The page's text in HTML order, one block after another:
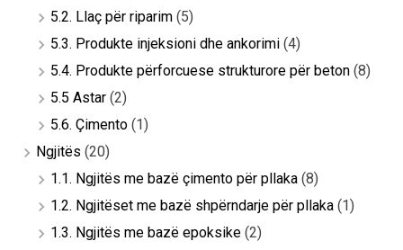
5.2. Llaç për riparim (5)
5.3. Produkte injeksioni dhe ankorimi (4)
5.4. Produkte përforcuese strukturore për beton (8)
5.5 Astar (2)
5.6. Çimento (1)
Ngjitës (20)
1.1. Ngjitës me bazë çimento për pllaka (8)
1.2. Ngjitëset me bazë shpërndarje për pllaka (1)
1.3. Ngjitës me bazë epoksike (2)